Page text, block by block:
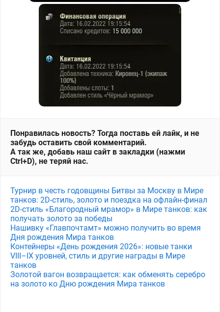
Понравилась новость? Тогда поставь ей лайк, и не
забудь оставить свой комментарий.
А так же, добавь наш сайт в закладки (нажми
Ctrl+D), не теряй нас.
Турнир в честь годовщины Битвы за Москву в Мире
танков: 2D-стиль, золото и поездка на офлайн-финал
2D-стиль «Благородный мрамор» в Мире танков: как
получать золото за победы
Нашивку «Главпочтамт» можно получить во время
Дня рождения Мира танков
Контейнеры «День рождения 2026»: новые танки
VIII–IX уровней, стиль и другие награды в Мире
танков
Золотой вагон возвращается: как обменять серебро
на золото ко Дню рождения Мира танков